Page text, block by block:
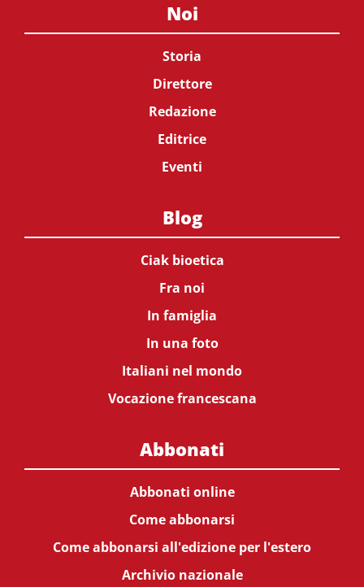
Noi
Storia
Direttore
Redazione
Editrice
Eventi
Blog
Ciak bioetica
Fra noi
In famiglia
In una foto
Italiani nel mondo
Vocazione francescana
Abbonati
Abbonati online
Come abbonarsi
Come abbonarsi all'edizione per l'estero
Archivio nazionale